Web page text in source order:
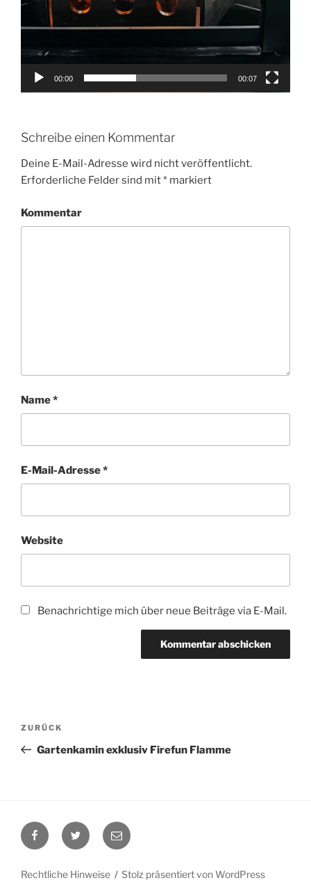
00:00 00:07
Schreibe einen Kommentar
Deine E-Mail-Adresse wird nicht veröffentlicht.
Erforderliche Felder sind mit* markiert
Kommentar
Name*
E-Mail-Adresse*
Website
Benachrichtige mich über neue Beiträge via E-Mail.
Beitragsnavigation
Vorheriger
Beitrag
ZURÜCK
Gartenkamin exklusiv Firefun Flamme
FacebookTwitter E-
Mail
Rechtliche Hinweise Stolz präsentiert von WordPress